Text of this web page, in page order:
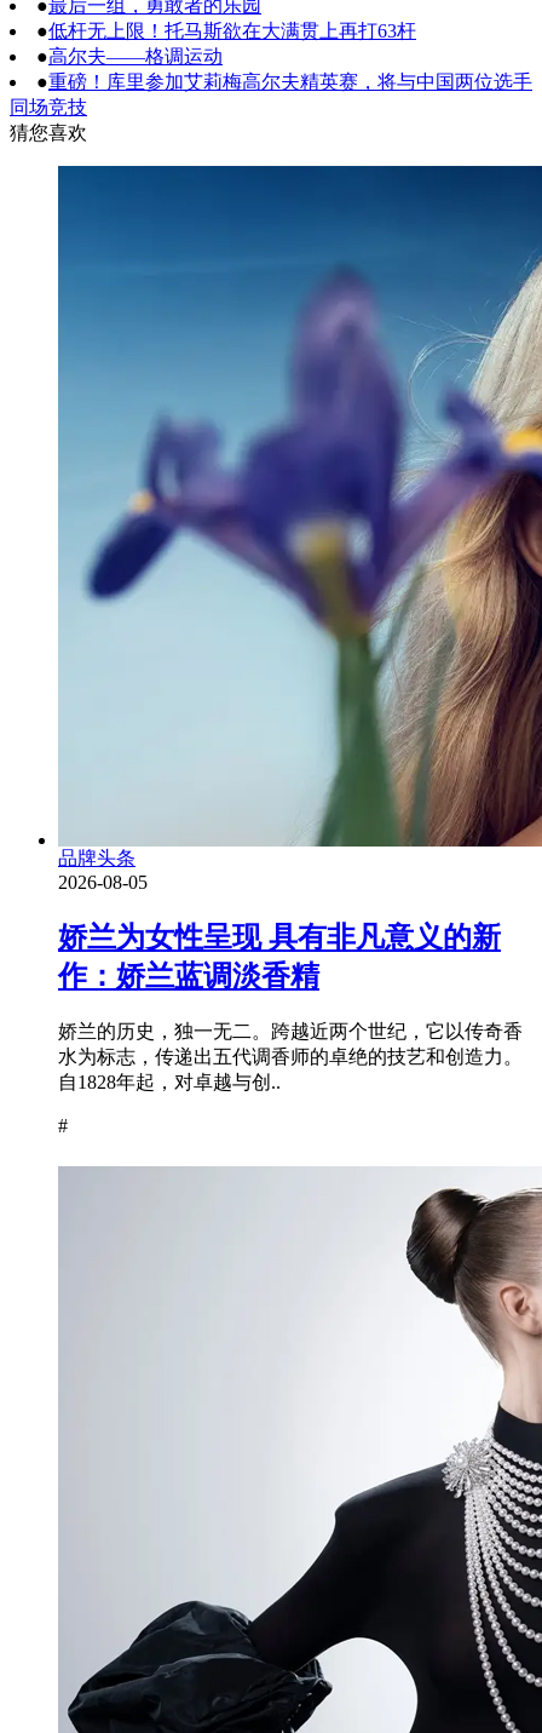
●最后一组，勇敢者的乐园
●低杆无上限！托马斯欲在大满贯上再打63杆
●高尔夫——格调运动
●重磅！库里参加艾莉梅高尔夫精英赛，将与中国两位选手
同场竞技
猜您喜欢
品牌头条
2026-08-05
娇兰为女性呈现 具有非凡意义的新
作：娇兰蓝调淡香精
娇兰的历史，独一无二。跨越近两个世纪，它以传奇香
水为标志，传递出五代调香师的卓绝的技艺和创造力。
自1828年起，对卓越与创..
#